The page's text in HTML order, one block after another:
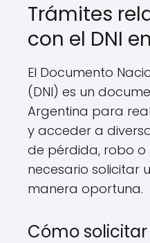
Trámites
con el DNI
El Documento
(DNI) es un
Argentina para
y acceder a
de pérdida, robo o
necesario solicitar
manera oportuna.
Cómo